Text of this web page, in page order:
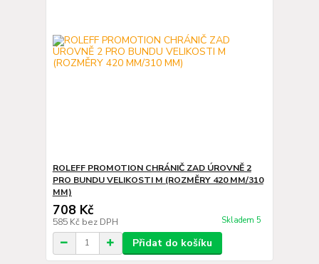
ROLEFF PROMOTION CHRÁNIČ ZAD ÚROVNĚ 2
PRO BUNDU VELIKOSTI M (ROZMĚRY 420 MM/310
MM)
708 Kč
585 Kč bez DPH Skladem 5
Přidat do košíku